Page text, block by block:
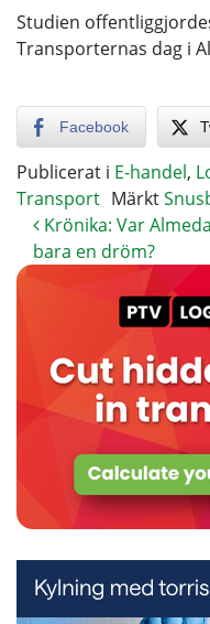
Studien
Transporternas dag i
Facebook
Publicerat i E-handel,
Transport Märkt
Krönika: Var
bara en dröm?